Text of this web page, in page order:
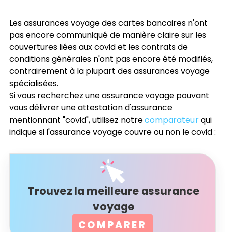
Les assurances voyage des cartes bancaires n'ont
pas encore communiqué de manière claire sur les
couvertures liées aux covid et les contrats de
conditions générales n'ont pas encore été modifiés,
contrairement à la plupart des assurances voyage
spécialisées.
Si vous recherchez une assurance voyage pouvant
vous délivrer une attestation d'assurance
mentionnant "covid", utilisez notrecomparateurqui
indique si l'assurance voyage couvre ou non le covid :
Trouvez la meilleure assurance
voyage
COMPARER